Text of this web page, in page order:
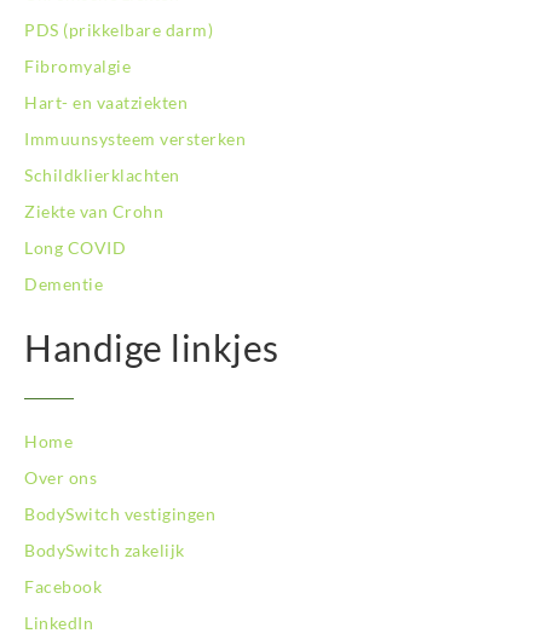
PDS (prikkelbare darm)
Fibromyalgie
Hart- en vaatziekten
Immuunsysteem versterken
Schildklierklachten
Ziekte van Crohn
Long COVID
Dementie
Handige linkjes
Home
Over ons
BodySwitch vestigingen
BodySwitch zakelijk
Facebook
LinkedIn